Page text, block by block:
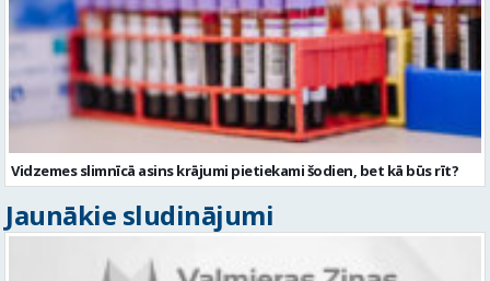
Vidzemes slimnīcā asins krājumi pietiekami šodien, bet kā būs rīt?
Jaunākie sludinājumi